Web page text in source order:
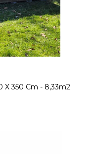
X 350 Cm - 8,33m2